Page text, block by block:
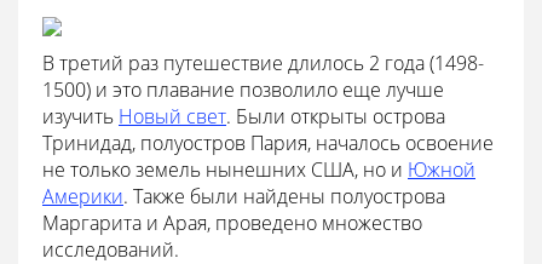
В третий раз путешествие длилось 2 года (1498-
1500) и это плавание позволило еще лучше
изучить Новый свет. Были открыты острова
Тринидад, полуостров Пария, началось освоение
не только земель нынешних США, но и Южной
Америки. Также были найдены полуострова
Маргарита и Арая, проведено множество
исследований.